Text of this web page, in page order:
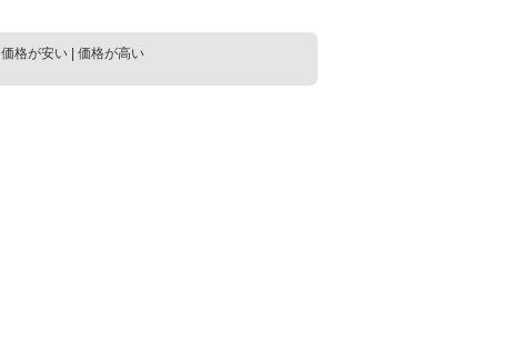
価格が安い | 価格が高い